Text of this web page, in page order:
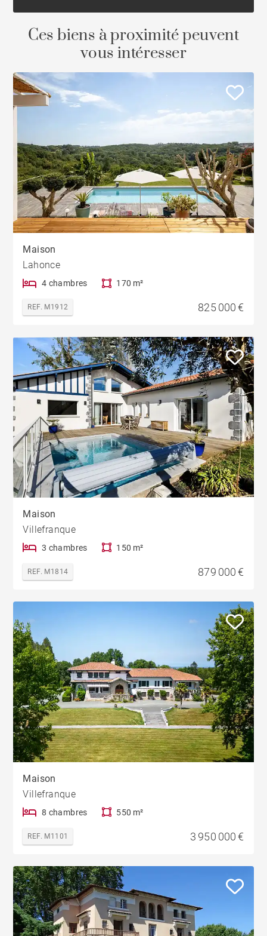
Ces biens à proximité peuvent
vous intéresser
Maison
Lahonce
4 chambres 170 m²
REF. M1912 825 000 €
Maison
Villefranque
3 chambres 150 m²
REF. M1814 879 000 €
Maison
Villefranque
8 chambres 550 m²
REF. M1101 3 950 000 €